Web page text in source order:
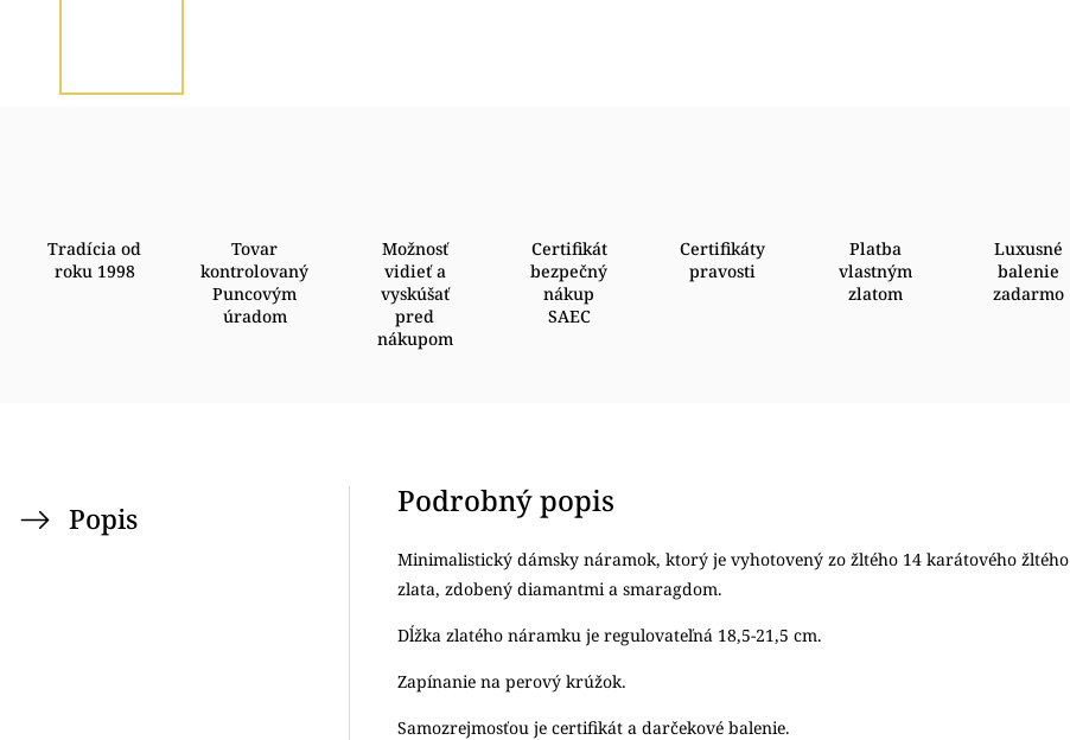
Tradícia od
roku 1998
Tovar
kontrolovaný
Puncovým
úradom
Možnosť
vidieť a
vyskúšať
pred
nákupom
Certifikát
bezpečný
nákup
SAEC
Certifikáty
pravosti
Platba
vlastným
zlatom
Luxusné
balenie
zadarmo
Popis Podrobný popis
Minimalistický dámsky náramok, ktorý je vyhotovený zo žltého 14 karátového žltého
zlata, zdobený diamantmi a smaragdom.
Dĺžka zlatého náramku je regulovateľná 18,5-21,5 cm.
Zapínanie na perový krúžok.
Samozrejmosťou je certifikát a darčekové balenie.